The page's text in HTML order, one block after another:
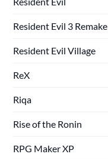
Resident Evil 3 Remake
Resident Evil Village
ReX
Riqa
Rise of the Ronin
RPG Maker XP